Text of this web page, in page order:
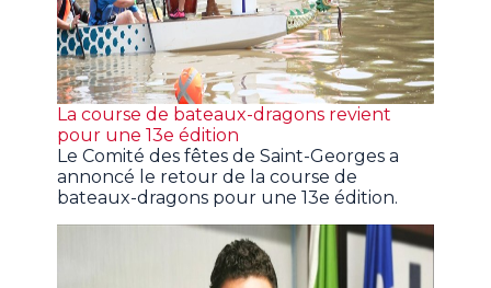
La course de bateaux-dragons revient
pour une 13e édition
Le Comité des fêtes de Saint-Georges a
annoncé le retour de la course de
bateaux-dragons pour une 13e édition.